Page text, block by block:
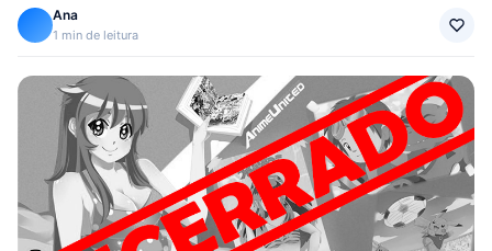
Ana
1 min de leitura